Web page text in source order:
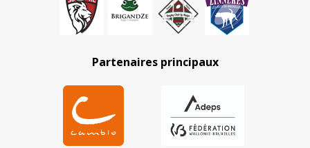
Partenaires principaux